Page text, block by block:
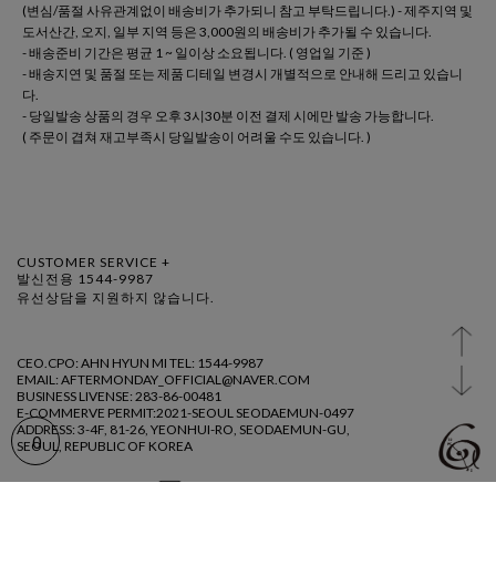
0
(변심/품절 사유관계없이 배송비가 추가되니 참고 부탁드립니다.) - 제주지역 및
도서산간, 오지, 일부 지역 등은 3,000원의 배송비가 추가될 수 있습니다.
- 배송준비 기간은 평균 1 ~ 일이상 소요됩니다. ( 영업일 기준 )
- 배송지연 및 품절 또는 제품 디테일 변경시 개별적으로 안내해 드리고 있습니
다.
- 당일발송 상품의 경우 오후 3시30분 이전 결제 시에만 발송 가능합니다.
( 주문이 겹쳐 재고부족시 당일발송이 어려울 수도 있습니다. )
CUSTOMER SERVICE +
발신전용 1544-9987
유선상담을 지원하지 않습니다.
CEO.CPO: AHN HYUN MI TEL: 1544-9987
EMAIL: AFTERMONDAY_OFFICIAL@NAVER.COM
BUSINESS LIVENSE: 283-86-00481
E-COMMERVE PERMIT:2021-SEOUL SEODAEMUN-0497
ADDRESS: 3-4F, 81-26, YEONHUI-RO, SEODAEMUN-GU,
SEOUL, REPUBLIC OF KOREA